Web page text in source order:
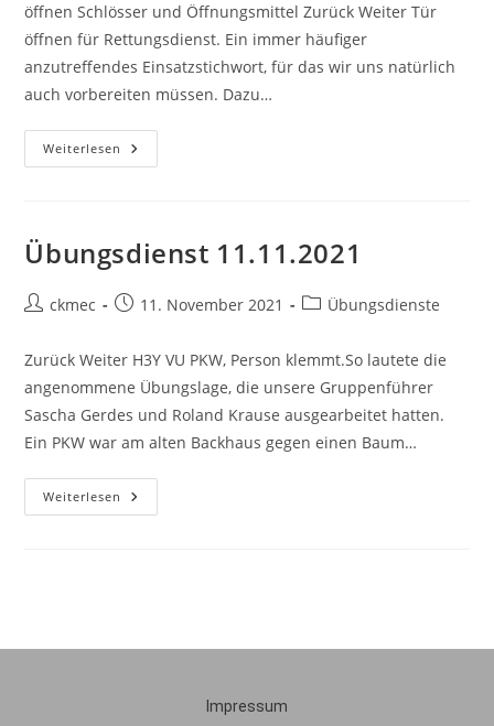
öffnen Schlösser und Öffnungsmittel Zurück Weiter Tür
öffnen für Rettungsdienst. Ein immer häufiger
anzutreffendes Einsatzstichwort, für das wir uns natürlich
auch vorbereiten müssen. Dazu…
Weiterlesen
Übungsdienst 11.11.2021
ckmec 11. November 2021 Übungsdienste
Zurück Weiter H3Y VU PKW, Person klemmt.So lautete die
angenommene Übungslage, die unsere Gruppenführer
Sascha Gerdes und Roland Krause ausgearbeitet hatten.
Ein PKW war am alten Backhaus gegen einen Baum…
Weiterlesen
Impressum